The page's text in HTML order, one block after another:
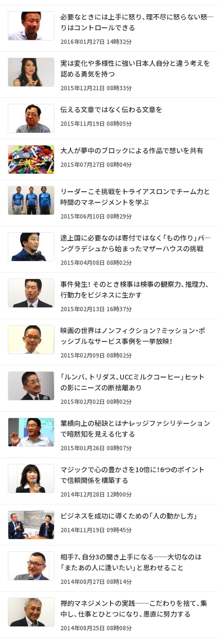
必要なときには上手に怒り、理不尽に怒らない――怒
りはコントロールできる
2016年01月27日 14時32分
実は変化や多様性に強い日本人――自分と違う考えを
認める勇気を持つ
2015年12月21日 08時33分
伝える文章ではなく伝わる文章を
2015年11月19日 08時05分
大人が夢中のブロックによる作品で想いを共有
2015年07月27日 08時04分
リーダーこそ挑戦を――トライアスロンでチーム力と
時間のマネージメントを学ぶ
2015年06月10日 08時29分
途上国に必要なのは寄付ではなく「もの作り」――バ
ングラデシュから始まったマザーハウスの挑戦
2015年04月08日 08時02分
事件発生！ そのとき検事は――検事の観察力、推理力、
行動力をビジネスに生かす
2015年02月13日 16時37分
映画の世界はノンフィクション？――ミッション・ポ
ッシブルなサービス事例を一挙放映！
2015年02月09日 08時02分
「ルンバ、トリダス、UCCミルクコーヒー」――ヒット
の影にニーズの断捨離あり
2015年02月02日 08時02分
業績向上の秘訣とは――ナレッジファシリテーション
で暗黙知を見える化する
2015年01月26日 08時07分
マジックで心の豊かさを10倍に！――6つのポイント
で信頼関係を構築する
2014年12月28日 12時00分
ビジネスを成功に導くための「人の動かし方」
2014年11月19日 09時45分
相手7、自分3の聞き上手になる──大切なのは
「またあの人に逢いたい」と思わせること
2014年08月27日 08時14分
禅的マネジメントの実践──こだわりを捨て、集
中し、仕事とひとつになり、愚直に努力する
2014年08月25日 08時08分